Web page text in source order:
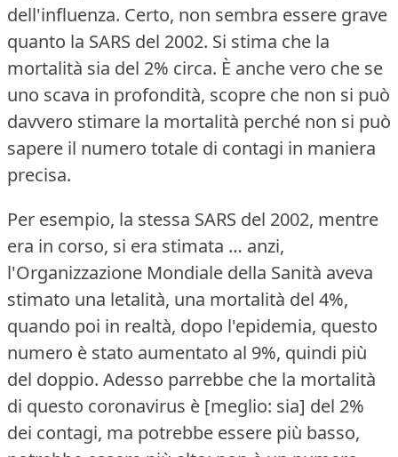
dell'influenza. Certo, non sembra essere grave
quanto la SARS del 2002. Si stima che la
mortalità sia del 2% circa. È anche vero che se
uno scava in profondità, scopre che non si può
davvero stimare la mortalità perché non si può
sapere il numero totale di contagi in maniera
precisa.
Per esempio, la stessa SARS del 2002, mentre
era in corso, si era stimata … anzi,
l'Organizzazione Mondiale della Sanità aveva
stimato una letalità, una mortalità del 4%,
quando poi in realtà, dopo l'epidemia, questo
numero è stato aumentato al 9%, quindi più
del doppio. Adesso parrebbe che la mortalità
di questo coronavirus è [meglio: sia] del 2%
dei contagi, ma potrebbe essere più basso,